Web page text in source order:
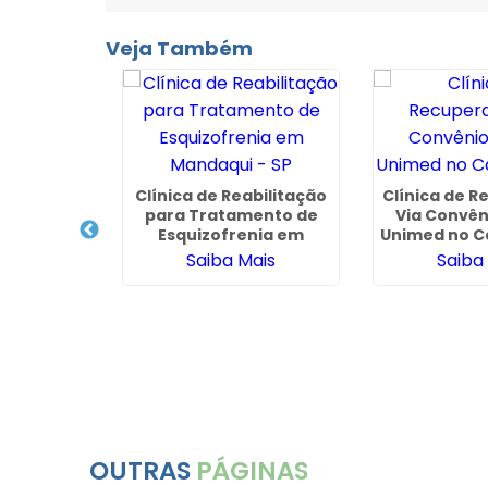
Veja Também
Clínica de Reabilitação
para Tratamento de
Esquizofrenia em
Mandaqui - SP
Saiba Mais
Clínica de
Via
Unimed no
OUTRAS PÁGINAS